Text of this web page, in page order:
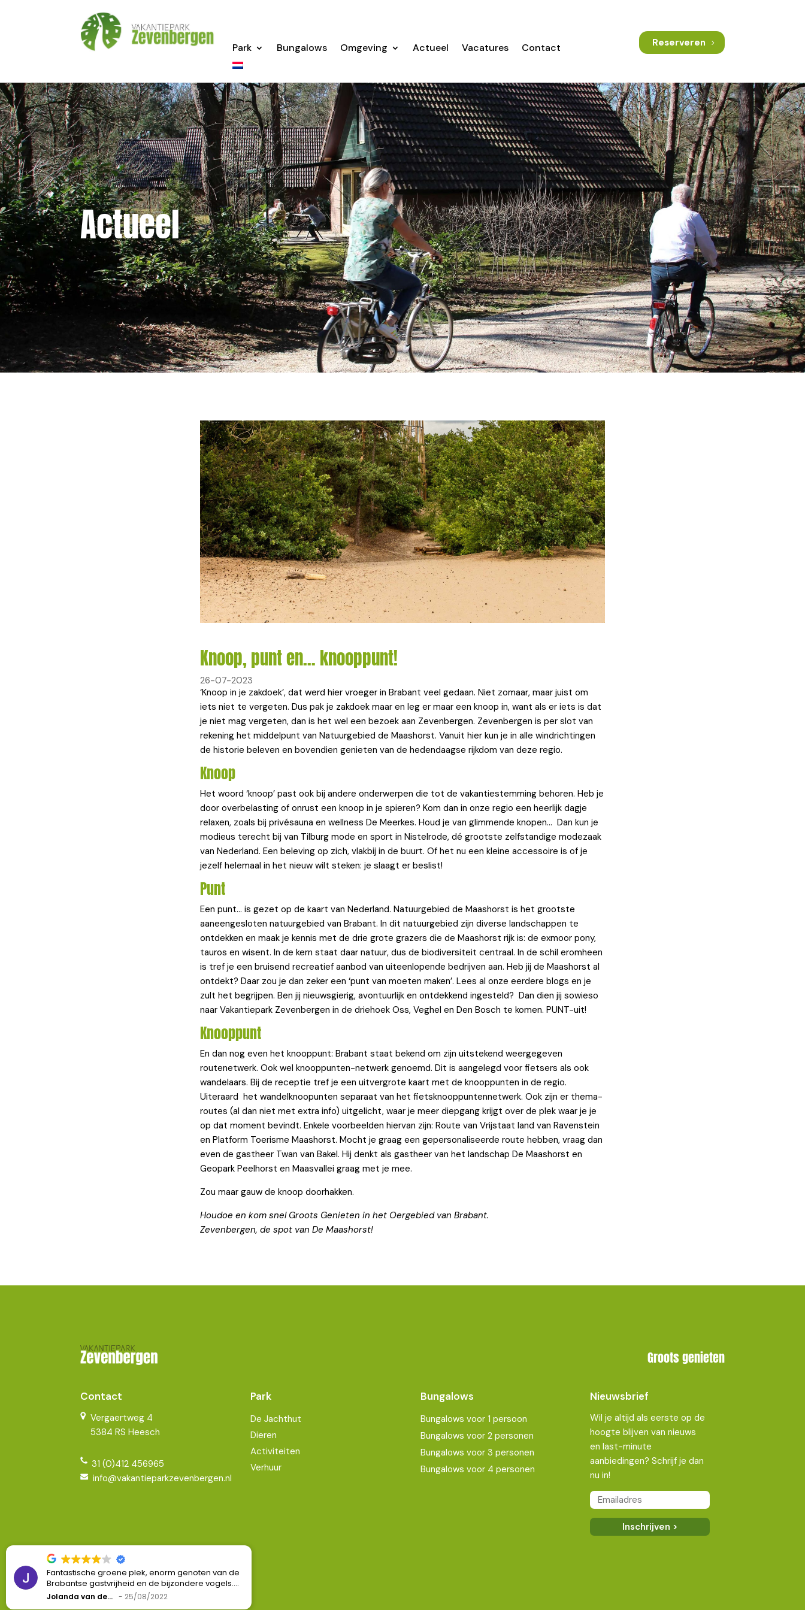
Park Bungalows Omgeving Actueel Vacatures Contact Reserveren
Actueel
Knoop, punt en… knooppunt!
26-07-2023
‘Knoop in je zakdoek’, dat werd hier vroeger in Brabant veel gedaan. Niet zomaar, maar juist om
iets niet te vergeten. Dus pak je zakdoek maar en leg er maar een knoop in, want als er iets is dat
je niet mag vergeten, dan is het wel een bezoek aan Zevenbergen. Zevenbergen is per slot van
rekening het middelpunt van Natuurgebied de Maashorst. Vanuit hier kun je in alle windrichtingen
de historie beleven en bovendien genieten van de hedendaagse rijkdom van deze regio.
Knoop
Het woord ‘knoop’ past ook bij andere onderwerpen die tot de vakantiestemming behoren. Heb je
door overbelasting of onrust een knoop in je spieren? Kom dan in onze regio een heerlijk dagje
relaxen, zoals bij privésauna en wellness De Meerkes. Houd je van glimmende knopen… Dan kun je
modieus terecht bij van Tilburg mode en sport in Nistelrode, dé grootste zelfstandige modezaak
van Nederland. Een beleving op zich, vlakbij in de buurt. Of het nu een kleine accessoire is of je
jezelf helemaal in het nieuw wilt steken: je slaagt er beslist!
Punt
Een punt… is gezet op de kaart van Nederland. Natuurgebied de Maashorst is het grootste
aaneengesloten natuurgebied van Brabant. In dit natuurgebied zijn diverse landschappen te
ontdekken en maak je kennis met de drie grote grazers die de Maashorst rijk is: de exmoor pony,
tauros en wisent. In de kern staat daar natuur, dus de biodiversiteit centraal. In de schil eromheen
is tref je een bruisend recreatief aanbod van uiteenlopende bedrijven aan. Heb jij de Maashorst al
ontdekt? Daar zou je dan zeker een ‘punt van moeten maken’. Lees al onze eerdere blogs en je
zult het begrijpen. Ben jij nieuwsgierig, avontuurlijk en ontdekkend ingesteld? Dan dien jij sowieso
naar Vakantiepark Zevenbergen in de driehoek Oss, Veghel en Den Bosch te komen. PUNT-uit!
Knooppunt
En dan nog even het knooppunt: Brabant staat bekend om zijn uitstekend weergegeven
routenetwerk. Ook wel knooppunten-netwerk genoemd. Dit is aangelegd voor fietsers als ook
wandelaars. Bij de receptie tref je een uitvergrote kaart met de knooppunten in de regio.
Uiteraard het wandelknoopunten separaat van het fietsknooppuntennetwerk. Ook zijn er thema-
routes (al dan niet met extra info) uitgelicht, waar je meer diepgang krijgt over de plek waar je je
op dat moment bevindt. Enkele voorbeelden hiervan zijn: Route van Vrijstaat land van Ravenstein
en Platform Toerisme Maashorst. Mocht je graag een gepersonaliseerde route hebben, vraag dan
even de gastheer Twan van Bakel. Hij denkt als gastheer van het landschap De Maashorst en
Geopark Peelhorst en Maasvallei graag met je mee.
Zou maar gauw de knoop doorhakken.
Houdoe en kom snel Groots Genieten in het Oergebied van Brabant.
Zevenbergen, de spot van De Maashorst!
Groots genieten
Contact
Vergaertweg 4
5384 RS Heesch
31 (0)412 456965
info@vakantieparkzevenbergen.nl
Park
De Jachthut
Dieren
Activiteiten
Verhuur
Bungalows
Bungalows voor 1 persoon
Bungalows voor 2 personen
Bungalows voor 3 personen
Bungalows voor 4 personen
Nieuwsbrief
Wil je altijd als eerste op de
hoogte blijven van nieuws
en last-minute
aanbiedingen? Schrijf je dan
nu in!
Kopieer naar klembord
Fantastische groene plek, enorm genoten van de
Brabantse gastvrijheid en de bijzondere vogels.
Helaas te kort geweest om gebruik te maken van
Jolanda van den Berg 25/08/2022